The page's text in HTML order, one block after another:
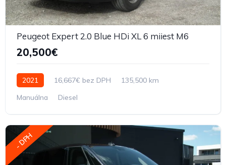
Peugeot Expert 2.0 Blue HDi XL 6 miiest M6
20,500€
2021 16,667€ bez DPH
135,500 km
Manuálna
Diesel
- DPH